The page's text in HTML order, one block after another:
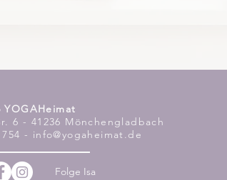
YOGAHeimat
6 - 41236 Mönchengladbach
- info@yogaheimat.de
Folge Isa